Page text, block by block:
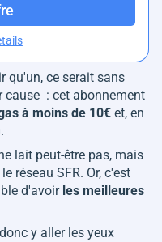
qu'un, ce serait sans
cause : cet abonnement
à moins de 10€ et, en
.
lait peut-être pas, mais
réseau SFR. Or, c'est
d'avoir les meilleures
y aller les yeux